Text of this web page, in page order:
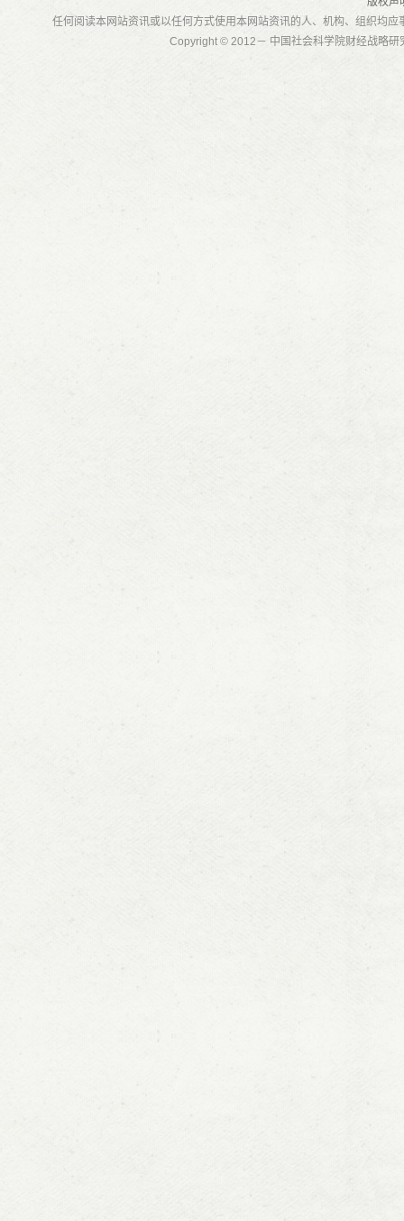
任何阅读本网站资讯或以任何方式使用本网站资讯的人、机构、组织均应
Copyright © 2012－ 中国社会科学院财经战略